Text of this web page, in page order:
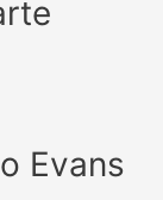
Evans